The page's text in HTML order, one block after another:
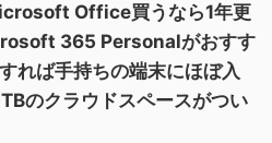
Office買うなら1年更
365 Personalがおすす
れば手持ちの端末にほぼ入
のクラウドスペースがつい